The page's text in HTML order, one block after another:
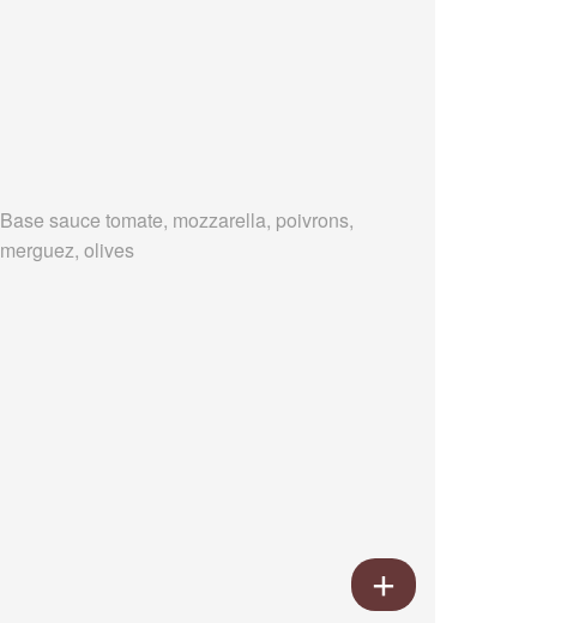
Base sauce tomate, mozzarella, poivrons,
merguez, olives